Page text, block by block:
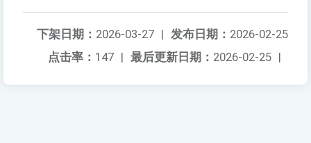
发布日期： 2026-02-25
下架日期： 2026-03-27 |
最后更新日期： 2026-02-25 |
点击率： 147 |